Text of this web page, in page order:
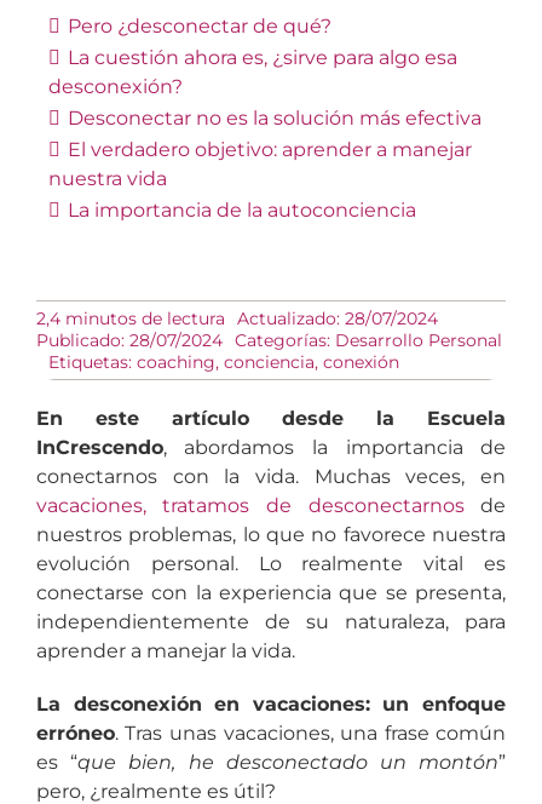
Pero ¿desconectar de qué?
La cuestión ahora es, ¿sirve para algo esa
desconexión?
Desconectar no es la solución más efectiva
El verdadero objetivo: aprender a manejar
nuestra vida
La importancia de la autoconciencia
2,4 minutos de lectura
Actualizado: 28/07/2024
Publicado: 28/07/2024 Categorías: Desarrollo Personal
Etiquetas: coaching, conciencia, conexión
En este artículo desde la Escuela
InCrescendo, abordamos la importancia de
conectarnos con la vida. Muchas veces, en
vacaciones, tratamos de desconectarnosde
nuestros problemas, lo que no favorece nuestra
evolución personal. Lo realmente vital es
conectarse con la experiencia que se presenta,
independientemente de su naturaleza, para
aprender a manejar la vida.
La desconexión en vacaciones: un enfoque
erróneo. Tras unas vacaciones, una frase común
es “que bien, he desconectado un montón”
pero, ¿realmente es útil?